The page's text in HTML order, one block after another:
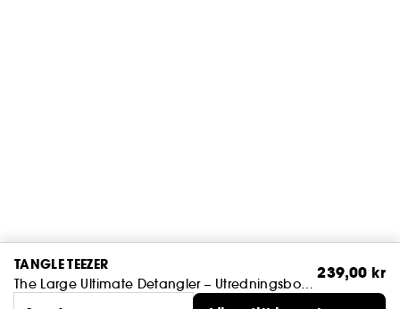
TANGLE TEEZER
The Large Ultimate Detangler – Utredningsborste
239,00 kr